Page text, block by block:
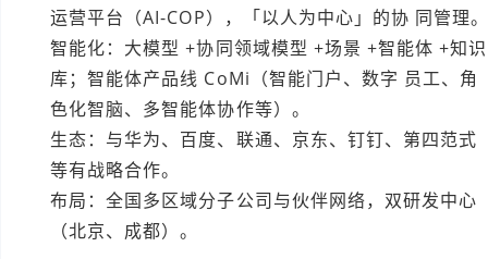
运营平台（AI-COP），「以人为中心」的协 同管理
智能化：大模型 +协同领域模型 +场景 +智能体 +知识
库；智能体产品线 CoMi（智能门户、数字 员工、角
色化智脑、多智能体协作等）。
生态：与华为、百度、联通、京东、钉钉、第四范式
等有战略合作。
布局：全国多区域分子公司与伙伴网络，双研发中心
（北京、成都）。